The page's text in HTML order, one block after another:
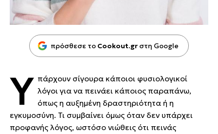
πρόσθεσε το Cookout.gr στη Google
Υ πάρχουν σίγουρα κάποιοι φυσιολογικοί
λόγοι για να πεινάει κάποιος παραπάνω,
όπως η αυξημένη δραστηριότητα ή η
εγκυμοσύνη. Τι συμβαίνει όμως όταν δεν υπάρχει
προφανής λόγος, ωστόσο νιώθεις ότι πεινάς